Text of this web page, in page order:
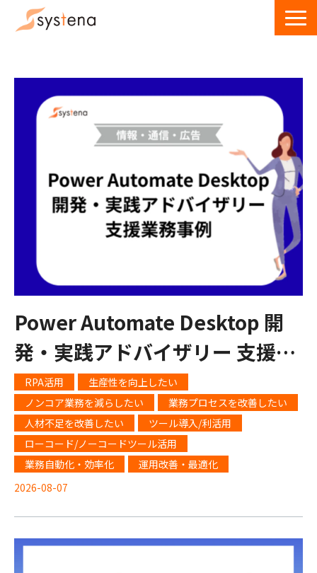
導入事例
お役立ち資料・記事
Power Automate Desktop 開
発・実践アドバイザリー 支援業
務事例
RPA活用
生産性を向上したい
ノンコア業務を減らしたい
業務プロセスを改善したい
人材不足を改善したい
ツール導入/利活用
ローコード/ノーコードツール活用
業務自動化・効率化
運用改善・最適化
2026-08-07